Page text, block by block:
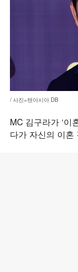
/ 사진=텐아시아 DB
MC 김구라가 ‘이
다가 자신의 이혼